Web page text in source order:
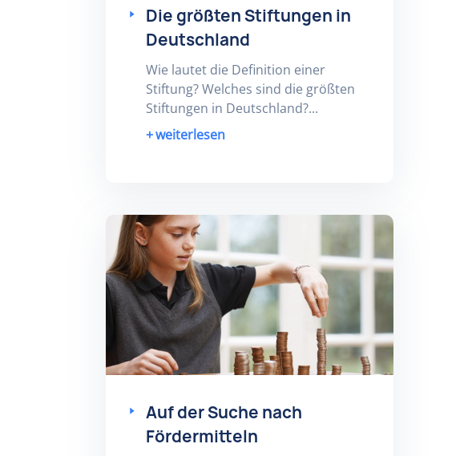
Die größten Stiftungen in
Deutschland
Wie lautet die Definition einer
Stiftung? Welches sind die größten
Stiftungen in Deutschland?...
weiterlesen
Auf der Suche nach
Fördermitteln